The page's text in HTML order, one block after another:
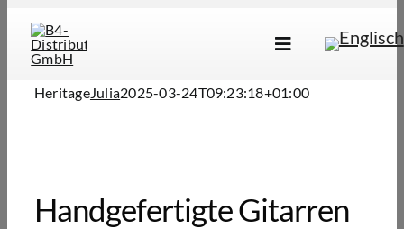
content
Toggle
Marken
Über Uns
HeritageJulia2025-03-24T09:23:18+01:00
Handgefertigte Gitarren